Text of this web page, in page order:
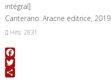
intégral]
Canterano: Aracne editrice, 2019
Hits: 2831
Facebook
Twitter